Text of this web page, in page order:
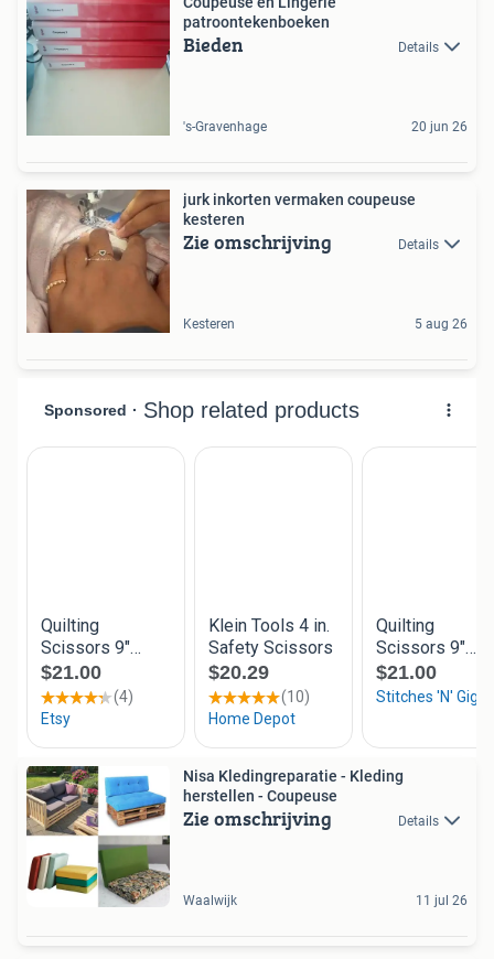
patroontekenboeken
Bieden Details
's-Gravenhage 20 jun 26
jurk inkorten vermaken coupeuse
kesteren
Zie omschrijving Details
Kesteren 5 aug 26
Nisa Kledingreparatie - Kleding
herstellen - Coupeuse
Zie omschrijving Details
Waalwijk 11 jul 26